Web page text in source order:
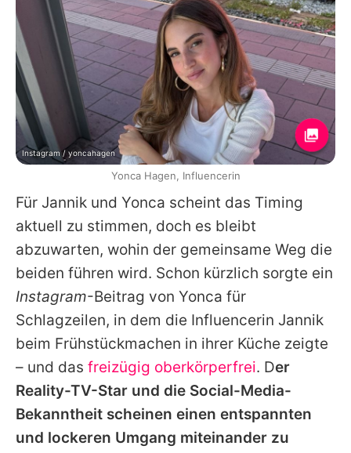
Für Jannik und Yonca scheint das Timing
aktuell zu stimmen, doch es bleibt
abzuwarten, wohin der gemeinsame Weg die
beiden führen wird. Schon kürzlich sorgte ein
Instagram-Beitrag von Yonca für
Schlagzeilen, in dem die Influencerin Jannik
beim Frühstückmachen in ihrer Küche zeigte
– und das freizügig oberkörperfrei. Der
Reality-TV-Star und die Social-Media-
Bekanntheit scheinen einen entspannten
und lockeren Umgang miteinander zu
Instagram / yoncahagen
Yonca Hagen, Influencerin